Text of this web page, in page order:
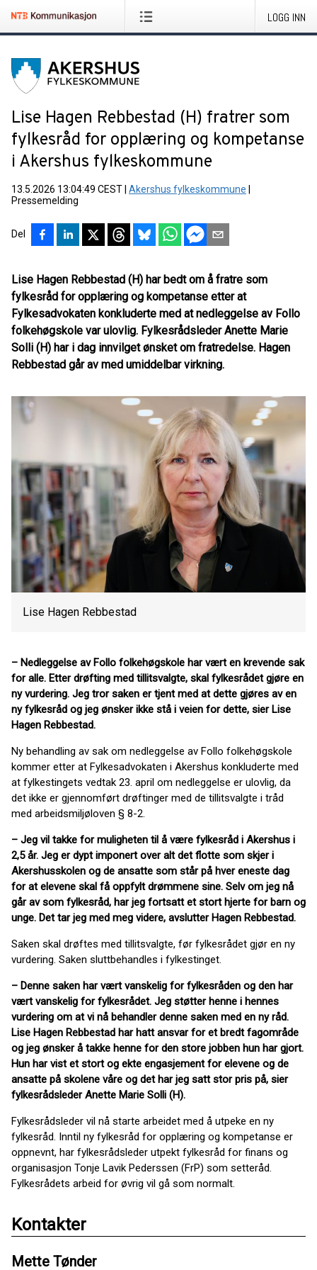
LOGG INN
Lise Hagen Rebbestad (H) fratrer som
fylkesråd for opplæring og kompetanse
i Akershus fylkeskommune
13.5.2026 13:04:49 CEST Akershus fylkeskommune
Pressemelding
Del
Lise Hagen Rebbestad (H) har bedt om å fratre som
fylkesråd for opplæring og kompetanse etter at
Fylkesadvokaten konkluderte med at nedleggelse av Follo
folkehøgskole var ulovlig. Fylkesrådsleder Anette Marie
Solli (H) har i dag innvilget ønsket om fratredelse. Hagen
Rebbestad går av med umiddelbar virkning.
Lise Hagen Rebbestad
– Nedleggelse av Follo folkehøgskole har vært en krevende sak
for alle. Etter drøfting med tillitsvalgte, skal fylkesrådet gjøre en
ny vurdering. Jeg tror saken er tjent med at dette gjøres av en
ny fylkesråd og jeg ønsker ikke stå i veien for dette, sier Lise
Hagen Rebbestad.
Ny behandling av sak om nedleggelse av Follo folkehøgskole
kommer etter at Fylkesadvokaten i Akershus konkluderte med
at fylkestingets vedtak 23. april om nedleggelse er ulovlig, da
det ikke er gjennomført drøftinger med de tillitsvalgte i tråd
med arbeidsmiljøloven § 8-2.
– Jeg vil takke for muligheten til å være fylkesråd i Akershus i
2,5 år. Jeg er dypt imponert over alt det flotte som skjer i
Akershusskolen og de ansatte som står på hver eneste dag
for at elevene skal få oppfylt drømmene sine. Selv om jeg nå
går av som fylkesråd, har jeg fortsatt et stort hjerte for barn og
unge. Det tar jeg med meg videre, avslutter Hagen Rebbestad.
Saken skal drøftes med tillitsvalgte, før fylkesrådet gjør en ny
vurdering. Saken sluttbehandles i fylkestinget.
– Denne saken har vært vanskelig for fylkesråden og den har
vært vanskelig for fylkesrådet. Jeg støtter henne i hennes
vurdering om at vi nå behandler denne saken med en ny råd.
Lise Hagen Rebbestad har hatt ansvar for et bredt fagområde
og jeg ønsker å takke henne for den store jobben hun har gjort.
Hun har vist et stort og ekte engasjement for elevene og de
ansatte på skolene våre og det har jeg satt stor pris på, sier
fylkesrådsleder Anette Marie Solli (H).
Fylkesrådsleder vil nå starte arbeidet med å utpeke en ny
fylkesråd. Inntil ny fylkesråd for opplæring og kompetanse er
oppnevnt, har fylkesrådsleder utpekt fylkesråd for finans og
organisasjon Tonje Lavik Pederssen (FrP) som setteråd.
Fylkesrådets arbeid for øvrig vil gå som normalt.
Kontakter
Mette Tønder